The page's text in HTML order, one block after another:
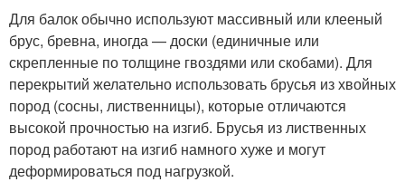
Для балок обычно используют массивный или клееный
брус, бревна, иногда — доски (единичные или
скрепленные по толщине гвоздями или скобами). Для
перекрытий желательно использовать брусья из хвойных
пород (сосны, лиственницы), которые отличаются
высокой прочностью на изгиб. Брусья из лиственных
пород работают на изгиб намного хуже и могут
деформироваться под нагрузкой.